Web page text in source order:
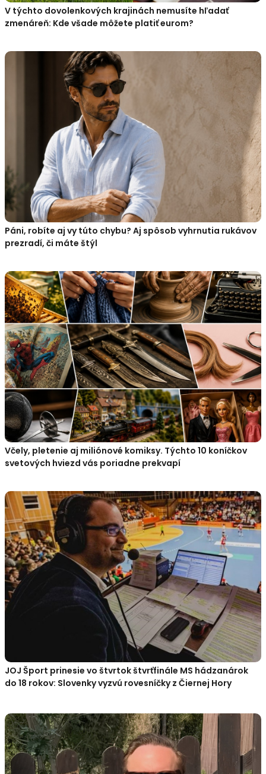
V týchto dovolenkových krajinách nemusíte hľadať
zmenáreň: Kde všade môžete platiť eurom?
Páni, robíte aj vy túto chybu? Aj spôsob vyhrnutia rukávov
prezradí, či máte štýl
Včely, pletenie aj miliónové komiksy. Týchto 10 koníčkov
svetových hviezd vás poriadne prekvapí
JOJ Šport prinesie vo štvrtok štvrťfinále MS hádzanárok
do 18 rokov: Slovenky vyzvú rovesníčky z Čiernej Hory